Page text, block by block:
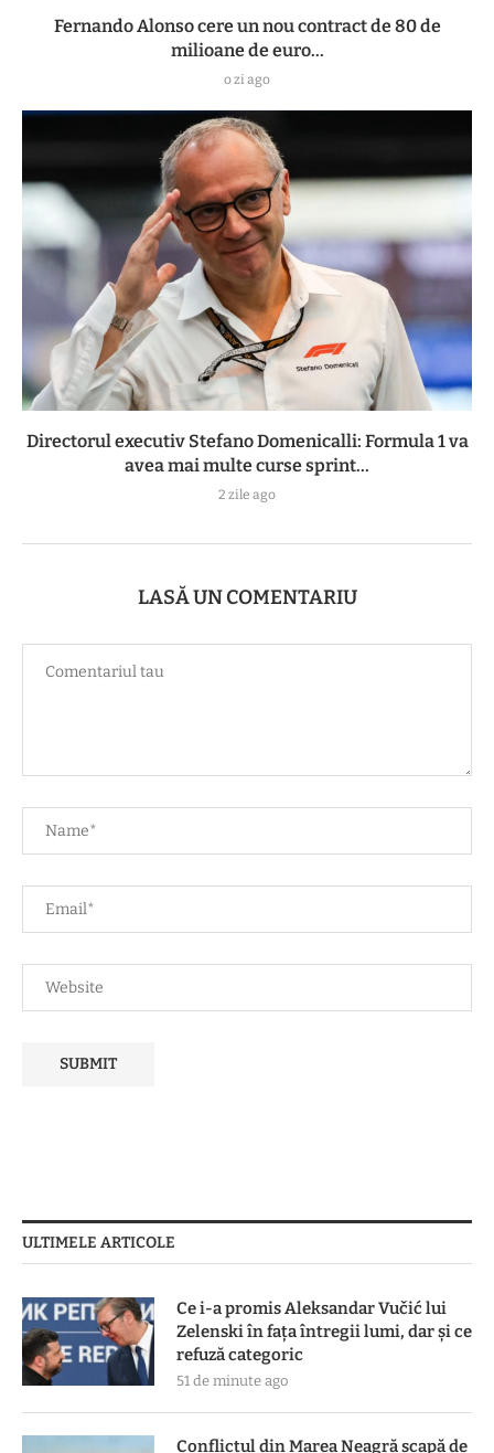
Fernando Alonso cere un nou contract de 80 de
milioane de euro...
o zi ago
Directorul executiv Stefano Domenicalli: Formula 1 va
avea mai multe curse sprint...
2 zile ago
LASĂ UN COMENTARIU
ULTIMELE ARTICOLE
Ce i-a promis Aleksandar Vučić lui
Zelenski în fața întregii lumi, dar și ce
refuză categoric
51 de minute ago
Conflictul din Marea Neagră scapă de